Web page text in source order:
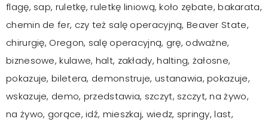
flagę, sap, ruletkę, ruletkę liniową, koło zębate, bakarata,
chemin de fer, czy też salę operacyjną, Beaver State,
chirurgię, Oregon, salę operacyjną, grę, odważne,
biznesowe, kulawe, halt, zakłady, halting, żałosne,
pokazuje, biletera, demonstruje, ustanawia, pokazuje,
wskazuje, demo, przedstawia, szczyt, szczyt, na żywo,
na żywo, gorące, idź, mieszkaj, wiedz, springy, last,